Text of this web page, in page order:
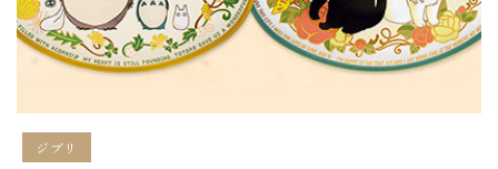
ジブリ